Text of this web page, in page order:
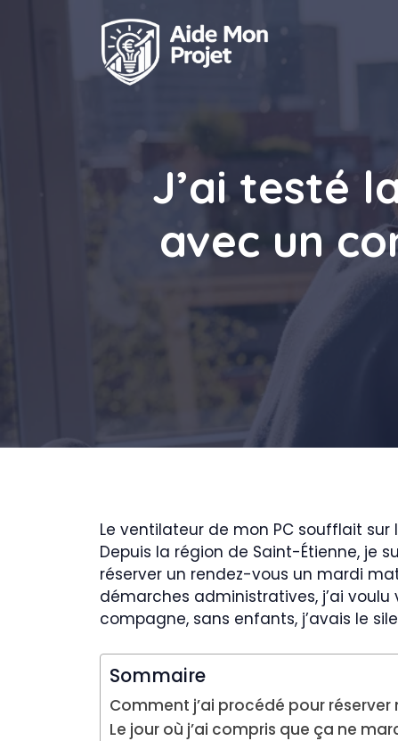
J’ai testé
avec un
Le ventilateur de mon PC soufflait
Depuis la région de Saint-Étienne, je
réserver un rendez-vous un mardi
démarches administratives, j’ai
compagne, sans enfants, j’avais le
Sommaire
Comment j’ai procédé pour
Le jour où j’ai compris que ça ne